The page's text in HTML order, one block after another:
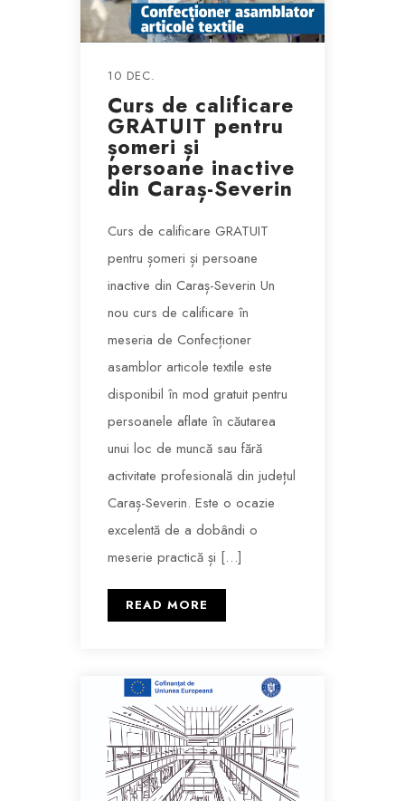
10 DEC.
Curs de calificare
GRATUIT pentru
șomeri și
persoane inactive
din Caraș-Severin
Curs de calificare GRATUIT
pentru șomeri și persoane
inactive din Caraș-Severin Un
nou curs de calificare în
meseria de Confecționer
asamblor articole textile este
disponibil în mod gratuit pentru
persoanele aflate în căutarea
unui loc de muncă sau fără
activitate profesională din județul
Caraș-Severin. Este o ocazie
excelentă de a dobândi o
meserie practică și […]
READ MORE